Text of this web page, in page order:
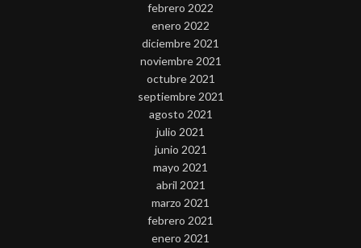
febrero 2022
enero 2022
diciembre 2021
noviembre 2021
octubre 2021
septiembre 2021
agosto 2021
julio 2021
junio 2021
mayo 2021
abril 2021
marzo 2021
febrero 2021
enero 2021